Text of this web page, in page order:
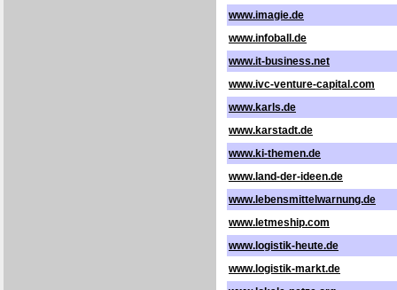
www.imagie.de
www.infoball.de
www.it-business.net
www.ivc-venture-capital.com
www.karls.de
www.karstadt.de
www.ki-themen.de
www.land-der-ideen.de
www.lebensmittelwarnung.de
www.letmeship.com
www.logistik-heute.de
www.logistik-markt.de